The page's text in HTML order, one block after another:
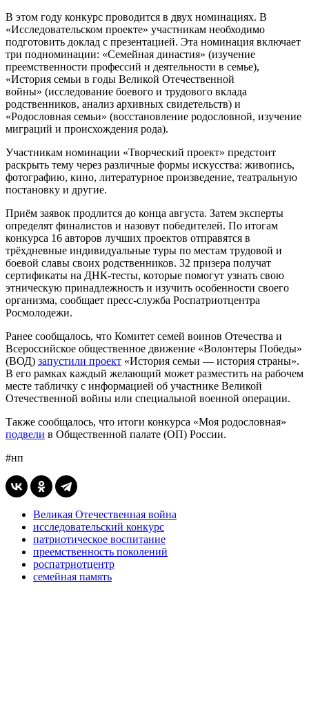
В этом году конкурс проводится в двух номинациях. В
«Исследовательском проекте» участникам необходимо
подготовить доклад с презентацией. Эта номинация включает
три подноминации: «Семейная династия» (изучение
преемственности профессий и деятельности в семье),
«История семьи в годы Великой Отечественной
войны» (исследование боевого и трудового вклада
родственников, анализ архивных свидетельств) и
«Родословная семьи» (восстановление родословной, изучение
миграций и происхождения рода).
Участникам номинации «Творческий проект» предстоит
раскрыть тему через различные формы искусства: живопись,
фотографию, кино, литературное произведение, театральную
постановку и другие.
Приём заявок продлится до конца августа. Затем эксперты
определят финалистов и назовут победителей. По итогам
конкурса 16 авторов лучших проектов отправятся в
трёхдневные индивидуальные туры по местам трудовой и
боевой славы своих родственников. 32 призера получат
сертификаты на ДНК-тесты, которые помогут узнать свою
этническую принадлежность и изучить особенности своего
организма, сообщает пресс-служба Роспатриотцентра
Росмолодежи.
Ранее сообщалось, что Комитет семей воинов Отечества и
Всероссийское общественное движение «Волонтеры Победы»
(ВОД) запустили проект «История семьи — история страны».
В его рамках каждый желающий может разместить на рабочем
месте табличку с информацией об участнике Великой
Отечественной войны или специальной военной операции.
Также сообщалось, что итоги конкурса «Моя родословная»
подвели в Общественной палате (ОП) России.
#нп
Великая Отечественная война
исследовательский конкурс
патриотическое воспитание
преемственность поколений
роспатриотцентр
семейная память